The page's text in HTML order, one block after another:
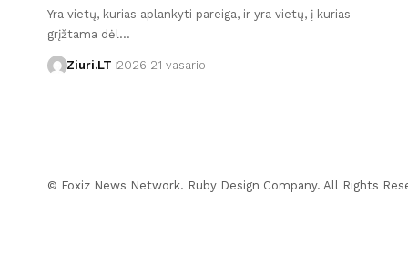
Yra vietų, kurias aplankyti pareiga, ir yra vietų, į kurias
grįžtama dėl…
Ziuri.LT 2026 21 vasario
© Foxiz News Network. Ruby Design Company. All Rights